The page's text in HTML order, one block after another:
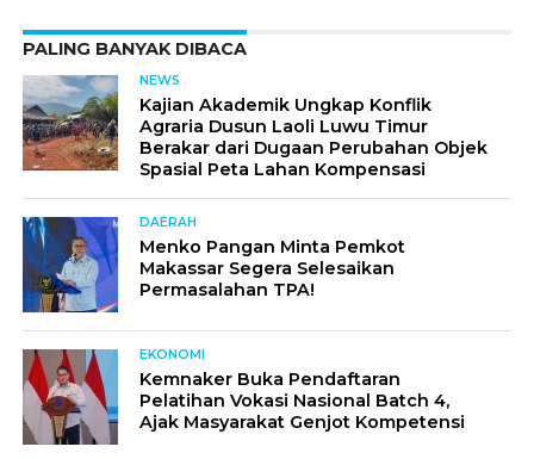
PALING BANYAK DIBACA
NEWS
Kajian Akademik Ungkap Konflik
Agraria Dusun Laoli Luwu Timur
Berakar dari Dugaan Perubahan Objek
Spasial Peta Lahan Kompensasi
DAERAH
Menko Pangan Minta Pemkot
Makassar Segera Selesaikan
Permasalahan TPA!
EKONOMI
Kemnaker Buka Pendaftaran
Pelatihan Vokasi Nasional Batch 4,
Ajak Masyarakat Genjot Kompetensi